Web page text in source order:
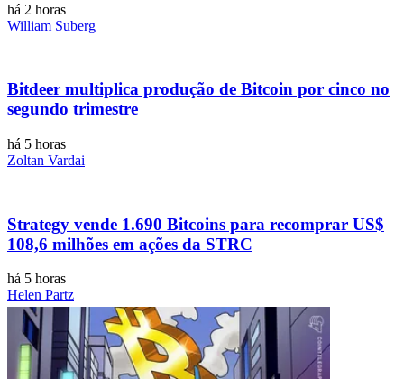
há 2 horas
William Suberg
Bitdeer multiplica produção de Bitcoin por cinco no
segundo trimestre
há 5 horas
Zoltan Vardai
Strategy vende 1.690 Bitcoins para recomprar US$
108,6 milhões em ações da STRC
há 5 horas
Helen Partz